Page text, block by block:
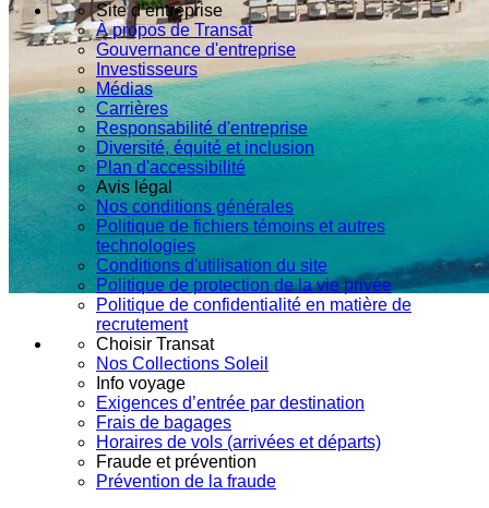
Site d’entreprise
À propos de Transat
Gouvernance d'entreprise
Investisseurs
Médias
Carrières
Responsabilité d'entreprise
Diversité, équité et inclusion
Plan d'accessibilité
Avis légal
Nos conditions générales
Politique de fichiers témoins et autres
technologies
Conditions d'utilisation du site
Politique de protection de la vie privée
Politique de confidentialité en matière de
recrutement
Choisir Transat
Nos Collections Soleil
Info voyage
Exigences d’entrée par destination
Frais de bagages
Horaires de vols (arrivées et départs)
Fraude et prévention
Prévention de la fraude